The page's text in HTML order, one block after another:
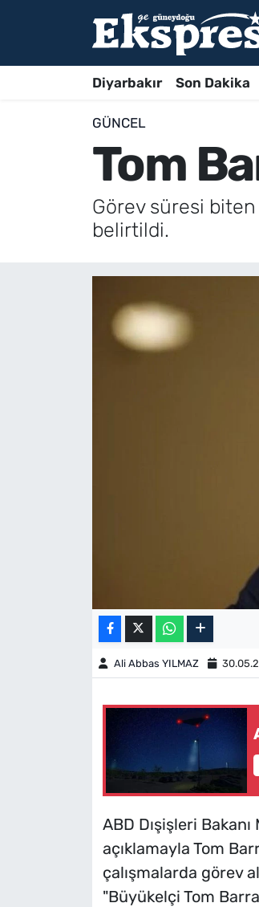
Diyarbakır Son Dakika
GÜNCEL
Tom
Görev süresi biten
belirtildi.
Ali Abbas YILMAZ
ABD Dışişleri
açıklamayla Tom
çalışmalarda görev
"Büyükelçi Tom